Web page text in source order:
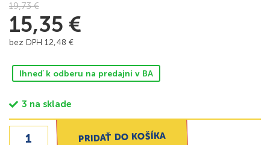
19,73€
15,35 €
bez DPH 12,48 €
Ihneď k odberu na predajni v BA
3 na sklade
PRIDAŤ DO KOŠÍKA